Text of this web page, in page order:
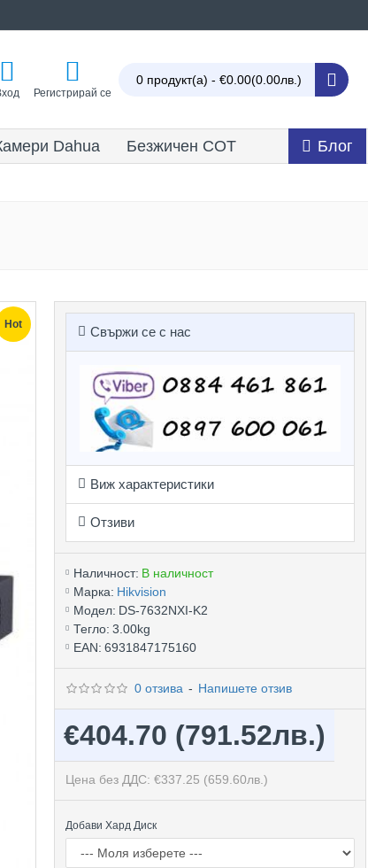
Регистрирай се
0 продукт(а) - €0.00(0.00лв.)
Dahua Безжичен СОТ Блог
Hot Свържи се с нас
Виж характеристики
Отзиви
Наличност: В наличност
Марка: Hikvision
Модел: DS-7632NXI-K2
Тегло: 3.00kg
EAN: 6931847175160
0 отзива - Напишете отзив
€404.70 (791.52лв.)
Цена без ДДС: €337.25 (659.60лв.)
Добави Хард Диск